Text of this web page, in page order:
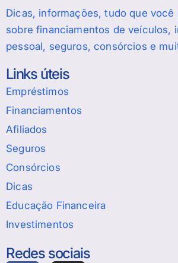
Dicas, informações, tudo que você
sobre financiamentos de veículos,
pessoal, seguros, consórcios e
Links úteis
Empréstimos
Financiamentos
Afiliados
Seguros
Consórcios
Dicas
Educação Financeira
Investimentos
Redes sociais